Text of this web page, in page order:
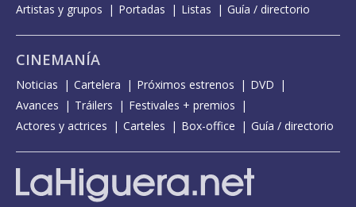
Artistas y grupos
Portadas Listas Guía / directorio
CINEMANÍA
Noticias Cartelera Próximos estrenos
DVD
Avances
Tráilers
Festivales + premios
Actores y actrices
Carteles Box-office Guía / directorio